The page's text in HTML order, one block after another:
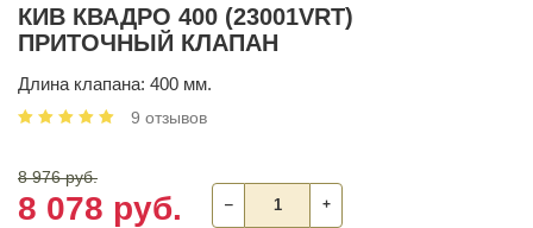
КИВ КВАДРО 400 (23001VRT)
ПРИТОЧНЫЙ КЛАПАН
Длина клапана: 400 мм.
9 отзывов
8 976 руб.
8 078 руб. ‒ +